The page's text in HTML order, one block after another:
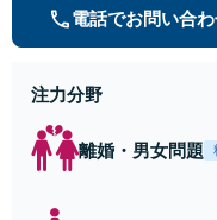
電話でお問い合
注力分野
離婚・男女問題